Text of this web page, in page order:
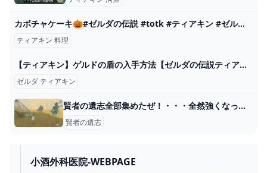
カボチャケーキ🎃#ゼルダの伝説 #totk #ティアキン #ゼルダの伝説ティアーズオブザキングダム #zelda #料理 #実写 #shorts - YouTube
ティアキン 料理
【ティアキン】ゲルドの盾の入手方法【ゼルダの伝説ティアーズオブザキングダム】 - YouTube
ゼルダ ティアキン
賢者の遺志全部集めたぜ！・・・全然強くなった気がしねぇｗｗｗ - ゼルダの伝説まとめ速報｜ティアキン｜ブレワイ
賢者の遺志
小酒外科医院-WEBPAGE